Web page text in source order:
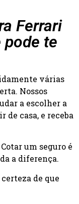
Ferrari
pode te
várias
Nossos
a escolher a
de casa, e receba
um seguro é
a diferença.
de que